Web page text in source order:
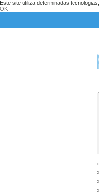
Este site utiliza determinadas
OK